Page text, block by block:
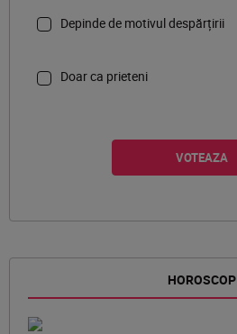
Depinde de motivul despărțirii
Doar ca prieteni
HOROSCOP